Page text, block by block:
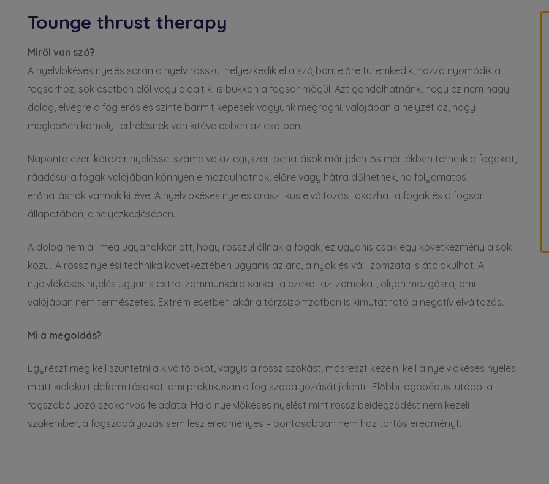
Tounge thrust therapy
Miről van szó?
A nyelvlökéses nyelés során a nyelv rosszul helyezkedik el a szájban: előre türemkedik, hozzá nyomódik a
fogsorhoz , sok esetben elöl vagy oldalt ki is bukkan a fogsor mögül. Azt gondolhatnánk, hogy ez nem nagy
dolog, elvégre a fog erős és szinte bármit képesek vagyunk megrágni, valójában a helyzet az, hogy
meglepően komoly terhelésnek van kitéve ebben az esetben.
Naponta ezer-kétezer nyeléssel számolva az egyszeri behatások már jelentős mértékben terhelik a fogakat,
ráadásul a fogak valójában könnyen elmozdulhatnak, előre vagy hátra dőlhetnek, ha folyamatos
erőhatásnak vannak kitéve. A nyelvlökéses nyelés drasztikus elváltozást okozhat a fogak és a fogsor
állapotában, elhelyezkedésében.
A dolog nem áll meg ugyanakkor ott, hogy rosszul állnak a fogak, ez ugyanis csak egy következmény a sok
közül. A rossz nyelési technika következtében ugyanis az arc, a nyak és váll izomzata is átalakulhat. A
nyelvlökéses nyelés ugyanis extra izommunkára sarkallja ezeket az izomokat, olyan mozgásra, ami
valójában nem természetes. Extrém esetben akár a törzsizomzatban is kimutatható a negatív elváltozás.
Mi a megoldás?
Egyrészt meg kell szüntetni a kiváltó okot, vagyis a rossz szokást, másrészt kezelni kell a nyelvlökéses nyelés
miatt kialakult deformitásokat, ami praktikusan a fog szabályozását jelenti. Előbbi logopédus, utóbbi a
fogszabályozó szakorvos feladata. Ha a nyelvlökéses nyelést mint rossz beidegződést nem kezeli
szakember, a fogszabályozás sem lesz eredményes – pontosabban nem hoz tartós eredményt.